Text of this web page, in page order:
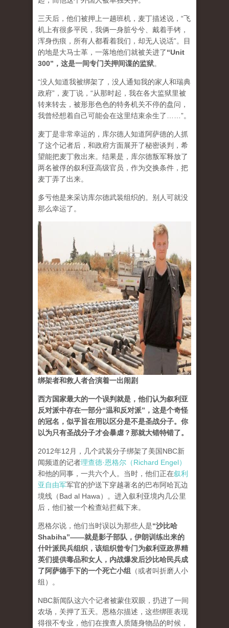
三天后，他们被押上一趟班机，麦丁描述说，“飞
机上有很多平民，我俩一身脏兮兮、戴着手铐，
浑身伤痕，所有人都看着我们，却无人说话”。目
的地是大马士革，一落地他们就被关进了“Unit
300”，这是一间专门关押间谍的监狱。
“没人知道我被绑架了，没人通知我的家人和瑞典
政府”，麦丁说，“从那时起，我在各大监狱里被
转来转去，被形形色色的特务机关不停的盘问，
我曾经想着自己可能会在这里结束余生了……”。
麦丁是非常幸运的，库尔德人知道阿萨德的人抓
了这个记者后，和政府方面展开了秘密谈判，希
望能把麦丁救出来。结果是，库尔德叛军释放了
两名被俘的叙利亚高级官员，作为交换条件，把
麦丁弄了出来。
多亏他是来采访库尔德武装组织的。别人可就没
那么幸运了。
绑架者和救人者合演着一出闹剧
西方国家最大的一个误判就是，他们认为叙利亚
反对派中存在一部分“温和反对派”，这是个奇怪
的冠名，似乎旨在用以区分是不是圣战分子。你
以为只有圣战分子才会暴虐？那就大错特错了。
2012年12月，几个武装分子绑架了美国NBC新
闻频道的记者理查德·恩格尔（Richard Engel）
和他的同事，一共六个人。当时，他们正在叙利
亚自由军军官的护送下穿越著名的巴布阿哈瓦边
境线（Bad al Hawa）。进入叙利亚境内几公里
后，他们被一个检查站拦截下来。
恩格尔说，他们当时误以为那些人是“沙比哈
Shabiha”——就是影子部队，伊朗训练出来的
什叶派民兵组织，该组织曾专门为叙利亚政界精
英们提供毒品和女人，内战爆发后沙比哈民兵成
了阿萨德手下的一个死亡小组
（或者叫折磨人小
组）。
NBC新闻队这六个记者被蒙住双眼，扔进了一间
农场，关押了五天。恩格尔描述，这些绑匪表现
得很不专业，他们在搜查人质随身物品的时候，